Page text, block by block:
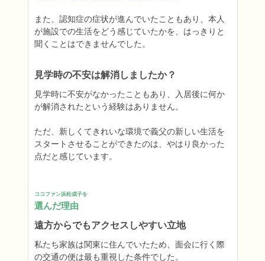
また、認知症の症状が進んでいたこともあり、本人
が施設での生活をどう感じていたかを、はっきりと
聞くことはできませんでした。
見学時の不安は解消しましたか？
見学時に不安がなかったこともあり、入居後に何か
が解消されたという経験はありません。
ただ、新しくてきれいな環境で義父の新しい生活を
スタートさせることができたのは、やはり良かった
点だと感じています。
ココファン浜松成子を
選んだ理由
遠方からでもアクセスしやすい立地
私たち家族は関東に住んでいたため、面会に行く際
の交通の便は最も重視した条件でした。